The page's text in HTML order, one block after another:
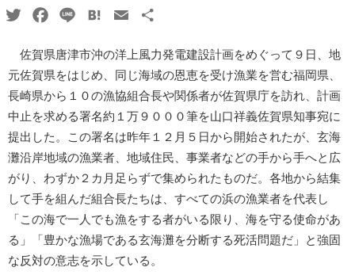
TwitterFacebook
Line HatenaEmail
佐賀県唐津市沖の洋上風力発電建設計画をめぐって９日、地
元佐賀県をはじめ、同じ海域の恩恵を受け漁業を営む福岡県、
長崎県から１０の漁協組合長や関係者が佐賀県庁を訪れ、計画
中止を求める署名約１万９０００筆を山口祥義佐賀県知事宛に
提出した。この署名は昨年１２月５日から開始されたが、玄海
灘沿岸地域の漁業者、地域住民、事業者などの手から手へと広
がり、わずか２カ月足らずで集められたものだ。各地から結集
して手を組んだ組合長たちは、すべての浜の漁業者を代表し
「この海で一人でも漁をする者がいる限り、海を守る使命があ
る」「豊かな漁場である玄海灘を分断する死活問題だ」と強固
な反対の意志を示している。